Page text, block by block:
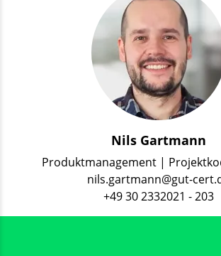
Nils Gartmann
Produktmanagement |
nils.gartmann@gut-
+49 30 2332021 - 203